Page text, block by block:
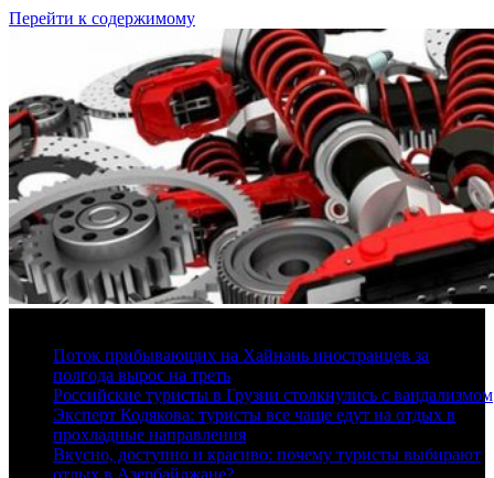
Перейти к содержимому
Поток прибывающих на Хайнань иностранцев за
полгода вырос на треть
Российские туристы в Грузии столкнулись с вандализмом
Эксперт Кодякова: туристы все чаще едут на отдых в
прохладные направления
Вкусно, доступно и красиво: почему туристы выбирают
отдых в Азербайджане?